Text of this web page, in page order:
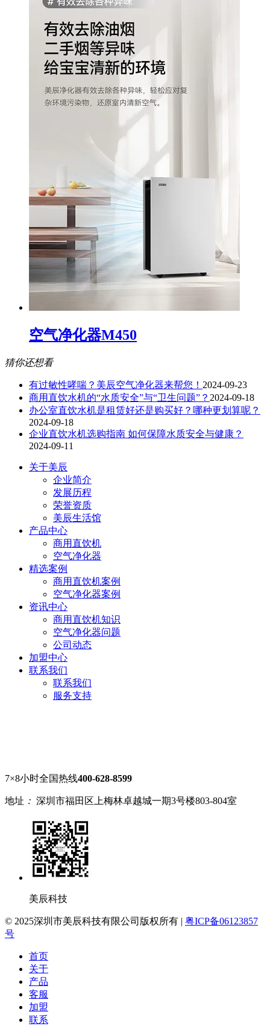
空气净化器M450
猜你还想看
有过敏性哮喘？美辰空气净化器来帮您！ 2024-09-23
商用直饮水机的“水质安全”与“卫生问题”？ 2024-09-18
办公室直饮水机是租赁好还是购买好？哪种更划算呢？
2024-09-18
企业直饮水机选购指南 如何保障水质安全与健康？
2024-09-11
关于美辰
企业简介
发展历程
荣誉资质
美辰生活馆
产品中心
商用直饮机
空气净化器
精选案例
商用直饮机案例
空气净化器案例
资讯中心
商用直饮机知识
空气净化器问题
公司动态
加盟中心
联系我们
联系我们
服务支持
7×8小时全国热线400-628-8599
地址 ： 深圳市福田区上梅林卓越城一期3号楼803-804室
美辰科技
© 2025深圳市美辰科技有限公司版权所有 | 粤ICP备06123857
号
首页
关于
产品
客服
加盟
联系